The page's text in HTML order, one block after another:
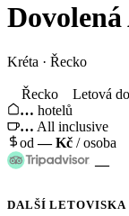
Dovolená
Kréta · Řecko
Řecko Letová
… hotelů
… All inclusive
od—Kč / osoba
—
DALŠÍ